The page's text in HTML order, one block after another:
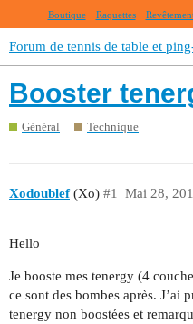
Boutique Raquettes
Forum de tennis de table et
Booster
Général Technique
Xodoublef(Xo) Mai 28,
#1
Hello
Je booste mes tenergy (4
ce sont des bombes après. J’ai
tenergy non boostées et